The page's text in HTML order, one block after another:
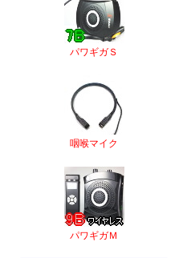
パワギガＳ
咽喉マイク
パワギガＭ